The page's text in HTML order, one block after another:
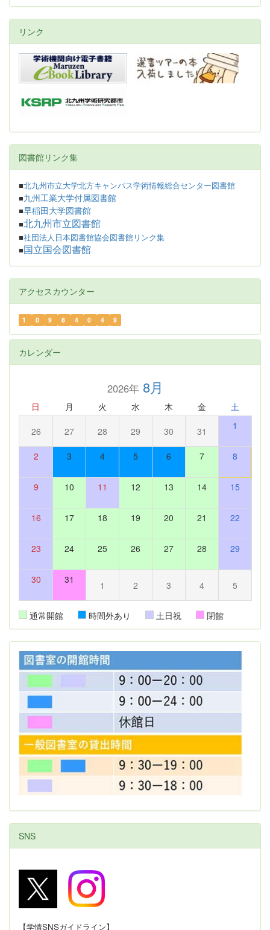
リンク
図書館リンク集
■北九州市立大学北方キャンパス学術情報総合センター図書館
■九州工業大学付属図書館
■早稲田大学図書館
■北九州市立図書館
■社団法人日本図書館協会図書館リンク集
■ 国立国会図書館
アクセスカウンター
1 0 9 8 4 0 4 9
カレンダー
2026年8月
日 月 火 水 木 金 土
26 27 28 29 30 31 1
2 3 4 5 6 7 8
9 10 11 12 13 14 15
16 17 18 19 20 21 22
23 24 25 26 27 28 29
30 31 1 2 3 4 5
通常開館 時間外あり 土日祝 閉館
SNS
【学情SNSガイドライン】